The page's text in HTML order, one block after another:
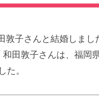
子さんと結婚しま
田敦子さんは、福
た。